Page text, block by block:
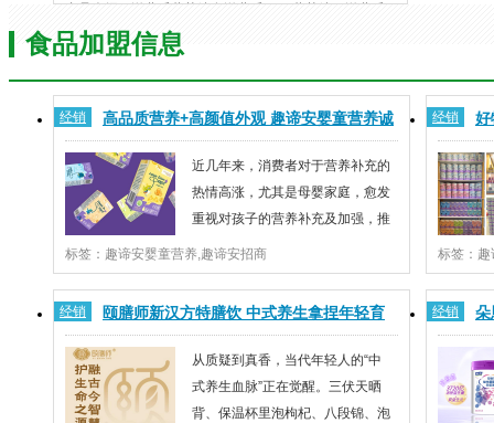
产品介绍：滋儿乐葡萄糖有滋儿乐DHA葡萄糖、滋儿乐
益生元葡萄糖、滋儿乐奶伴葡萄糖、滋儿乐多维AD葡萄
糖等多种不同的配方可供选择...
食品加盟信息
经销 高品质营养+高颜值外观 趣谛安婴童营养诚
邀经销代理商近几年来，消费者对于营养补充的
热情高涨，尤其是母婴家庭，愈发
重视对孩子的营养补充及加强，推
动了婴童营养市场持续走热。其
中，趣谛安品牌就凭借“健康、天然、营养”的理念，和高
品质、高颜值营养补充剂产品实力圈粉新一代母婴人
群，成为母婴终端优选品牌。高品质+均衡营养...
标签：趣谛安婴童营养,趣谛安招商
经销 好
来
和购买力
为科学、
看，母婴
经销 颐膳师新汉方特膳饮 中式养生拿捏年轻育
儿新潮流
从质疑到真香，当代年轻人的“中
式养生血脉”正在觉醒。三伏天晒
背、保温杯里泡枸杞、八段锦、泡
经销 朵
入